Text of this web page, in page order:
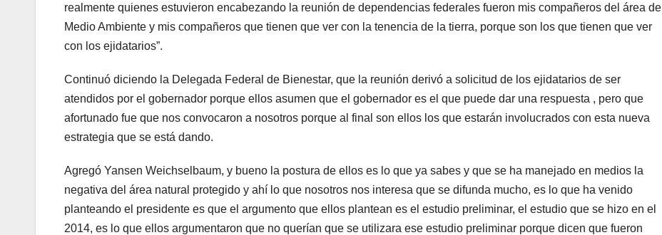
realmente quienes estuvieron encabezando la reunión de dependencias federales fueron mis compañeros del área de
Medio Ambiente y mis compañeros que tienen que ver con la tenencia de la tierra, porque son los que tienen que ver
con los ejidatarios”.
Continuó diciendo la Delegada Federal de Bienestar, que la reunión derivó a solicitud de los ejidatarios de ser
atendidos por el gobernador porque ellos asumen que el gobernador es el que puede dar una respuesta , pero que
afortunado fue que nos convocaron a nosotros porque al final son ellos los que estarán involucrados con esta nueva
estrategia que se está dando.
Agregó Yansen Weichselbaum, y bueno la postura de ellos es lo que ya sabes y que se ha manejado en medios la
negativa del área natural protegido y ahí lo que nosotros nos interesa que se difunda mucho, es lo que ha venido
planteando el presidente es que el argumento que ellos plantean es el estudio preliminar, el estudio que se hizo en el
2014, es lo que ellos argumentaron que no querían que se utilizara ese estudio preliminar porque dicen que fueron